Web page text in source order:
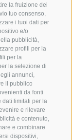
la fruizione dei
tuo consenso,
i tuoi dati per
e/o
pubblicità,
profili per la
per la
la selezione di
annunci,
il pubblico
da fonti
dati limitati per la
e rilevare
e contenuto,
e combinare
dispositivi,